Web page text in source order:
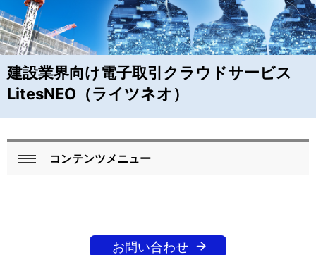
ョ
ン
の
現
在
位
置
建設業界向け電子取引クラウドサービス
LitesNEO（ライツネオ）
ロ
コンテンツメニュー
お問い合わせ